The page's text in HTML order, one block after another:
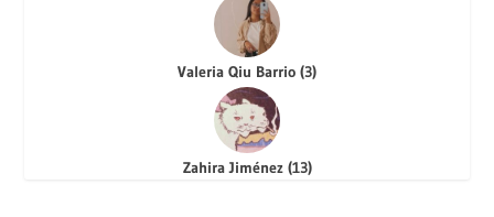
Valeria Qiu Barrio (3)
Zahira Jiménez (13)